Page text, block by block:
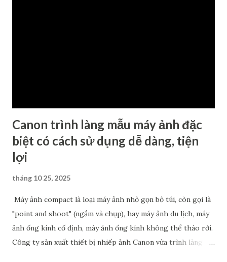
Canon trình làng mẫu máy ảnh đặc
biệt có cách sử dụng dễ dàng, tiện
lợi
tháng 10 25, 2025
Máy ảnh compact là loại máy ảnh nhỏ gọn bỏ túi, còn gọi là
"point and shoot" (ngắm và chụp), hay máy ảnh du lịch, máy
ảnh ống kính cố định, máy ảnh ống kính không thể tháo rời.
Công ty sản xuất thiết bị nhiếp ảnh Canon vừa trình làng